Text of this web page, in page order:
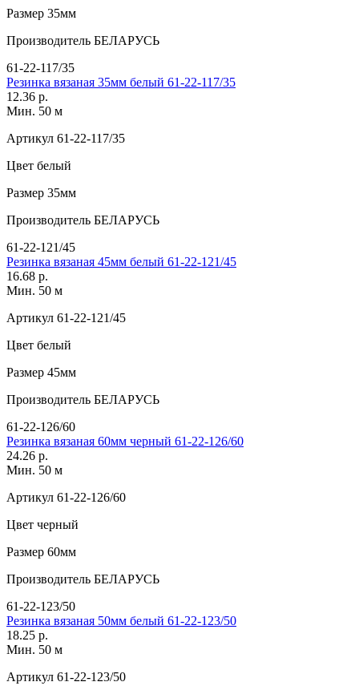
Размер 35мм
Производитель БЕЛАРУСЬ
61-22-117/35
Резинка вязаная 35мм белый 61-22-117/35
12.36 р.
Мин. 50 м
Артикул 61-22-117/35
Цвет белый
Размер 35мм
Производитель БЕЛАРУСЬ
61-22-121/45
Резинка вязаная 45мм белый 61-22-121/45
16.68 р.
Мин. 50 м
Артикул 61-22-121/45
Цвет белый
Размер 45мм
Производитель БЕЛАРУСЬ
61-22-126/60
Резинка вязаная 60мм черный 61-22-126/60
24.26 р.
Мин. 50 м
Артикул 61-22-126/60
Цвет черный
Размер 60мм
Производитель БЕЛАРУСЬ
61-22-123/50
Резинка вязаная 50мм белый 61-22-123/50
18.25 р.
Мин. 50 м
Артикул 61-22-123/50